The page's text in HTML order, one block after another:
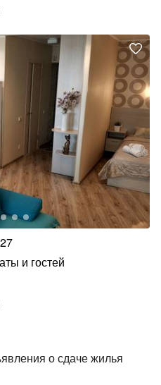
и гостей
о сдаче жилья